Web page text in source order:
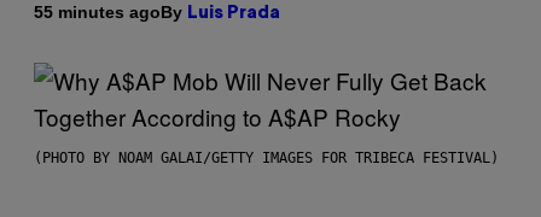
55 minutes agoBy Luis Prada
(PHOTO BY NOAM GALAI/GETTY IMAGES FOR TRIBECA FESTIVAL)